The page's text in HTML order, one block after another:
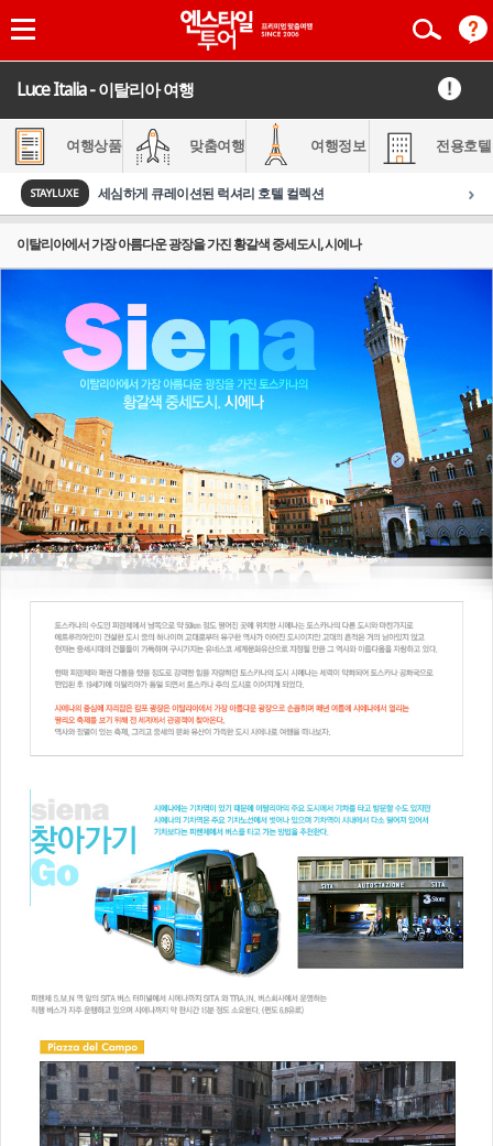
Luce Italia - 이탈리아 여행
여행상품 맞춤여행 여행정보 전용호텔
STAYLUXE 세심하게 큐레이션된 럭셔리 호텔 컬렉션 ›
이탈리아에서 가장 아름다운 광장을 가진 황갈색 중세도시, 시에나